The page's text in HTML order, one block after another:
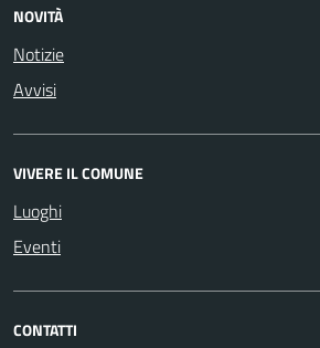
NOVITÀ
Notizie
Avvisi
VIVERE IL COMUNE
Luoghi
Eventi
CONTATTI